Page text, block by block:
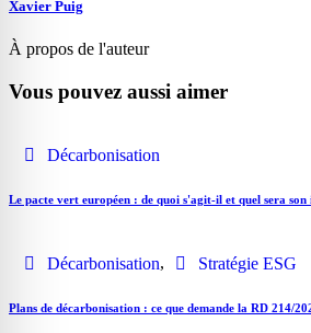
Xavier Puig
À propos de l'auteur
Vous pouvez aussi aimer
Décarbonisation
Le pacte vert européen : de quoi s'agit-il et quel sera son
Décarbonisation, Stratégie ESG
Plans de décarbonisation : ce que demande la RD 214/